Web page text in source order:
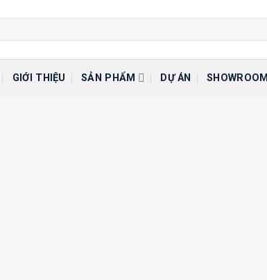
GIỚI THIỆU SẢN PHẨM DỰ ÁN SHOWROOM